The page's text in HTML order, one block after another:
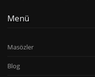
Menü
Masözler
Blog